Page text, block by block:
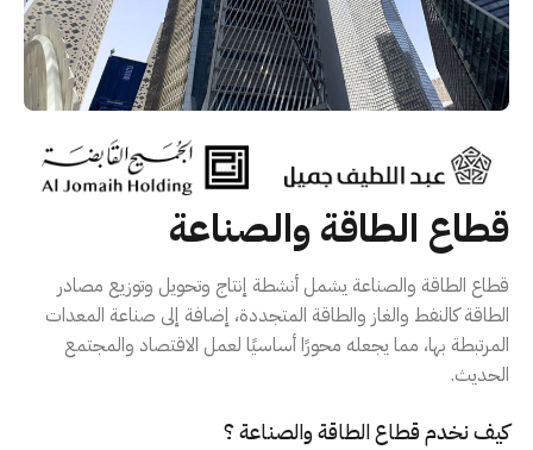
قطاع الطاقة والصناعة
قطاع الطاقة والصناعة يشمل أنشطة إنتاج وتحويل وتوزيع مصادر
الطاقة كالنفط والغاز والطاقة المتجددة، إضافة إلى صناعة المعدات
المرتبطة بها، مما يجعله محورًا أساسيًا لعمل الاقتصاد والمجتمع
الحديث.
كيف نخدم قطاع الطاقة والصناعة ؟